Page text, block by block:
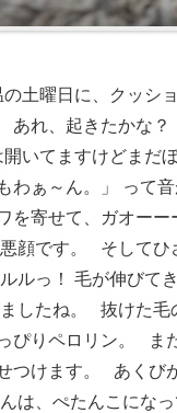
土曜日に、クッシ
あれ、起きたかな
いてますけどまだ
わぁ～ん。」 って
を寄せて、ガオー
顔です。 そしてひ
ルっ！ 毛が伸びて
したね。 抜けた毛
ぴりペロリン。 ま
つけます。 あくび
は、ぺたんこにな